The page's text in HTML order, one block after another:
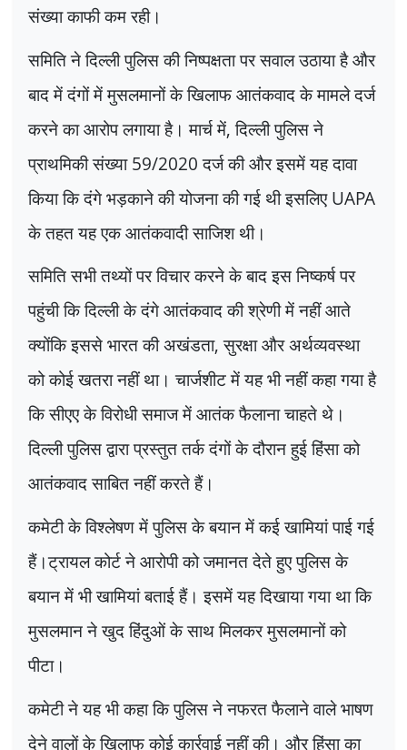
संख्या काफी कम रही।
समिति ने दिल्ली पुलिस की निष्पक्षता पर सवाल उठाया है और
बाद में दंगों में मुसलमानों के खिलाफ आतंकवाद के मामले दर्ज
करने का आरोप लगाया है। मार्च में,दिल्ली पुलिस ने
प्राथमिकी संख्या59/2020दर्ज की और इसमें यह दावा
किया कि दंगे भड़काने की योजना की गई थी इसलिएUAPA
के तहत यह एक आतंकवादी साजिश थी।
समिति सभी तथ्यों पर विचार करने के बाद इस निष्कर्ष पर
पहुंची कि दिल्ली के दंगे आतंकवाद की श्रेणी में नहीं आते
क्योंकि इससे भारत की अखंडता,सुरक्षा और अर्थव्यवस्था
को कोई खतरा नहीं था। चार्जशीट में यह भी नहीं कहा गया है
कि सीएए के विरोधी समाज में आतंक फैलाना चाहते थे।
दिल्ली पुलिस द्वारा प्रस्तुत तर्क दंगों के दौरान हुई हिंसा को
आतंकवाद साबित नहीं करते हैं।
कमेटी के विश्लेषण में पुलिस के बयान में कई खामियां पाई गई
हैं।ट्रायल कोर्ट ने आरोपी को जमानत देते हुए पुलिस के
बयान में भी खामियां बताई हैं। इसमें यह दिखाया गया था कि
मुसलमान ने खुद हिंदुओं के साथ मिलकर मुसलमानों को
पीटा।
कमेटी ने यह भी कहा कि पुलिस ने नफरत फैलाने वाले भाषण
देने वालों के खिलाफ कोई कार्रवाई नहीं की। और हिंसा का